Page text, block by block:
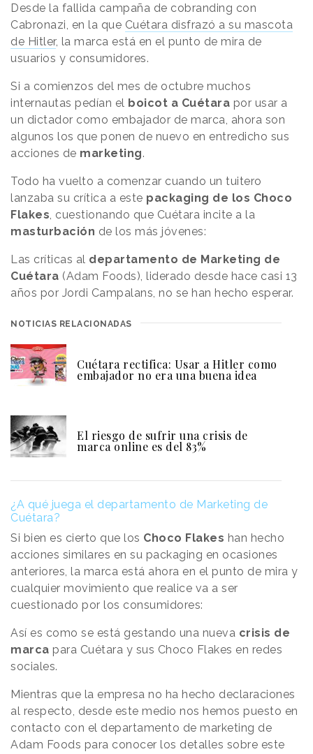
Desde la fallida campaña de cobranding con
Cabronazi, en la que Cuétara disfrazó a su mascota
de Hitler, la marca está en el punto de mira de
usuarios y consumidores.
Si a comienzos del mes de octubre muchos
internautas pedían el boicot a Cuétara por usar a
un dictador como embajador de marca, ahora son
algunos los que ponen de nuevo en entredicho sus
acciones de marketing.
Todo ha vuelto a comenzar cuando un tuitero
lanzaba su crítica a este packaging de los Choco
Flakes, cuestionando que Cuétara incite a la
masturbación de los más jóvenes:
Las críticas al departamento de Marketing de
Cuétara (Adam Foods), liderado desde hace casi 13
años por Jordi Campalans, no se han hecho esperar.
NOTICIAS RELACIONADAS
Cuétara rectifica: Usar a Hitler como
embajador no era una buena idea
El riesgo de sufrir una crisis de
marca online es del 83%
¿A qué juega el departamento de Marketing de
Cuétara?
Si bien es cierto que los Choco Flakes han hecho
acciones similares en su packaging en ocasiones
anteriores, la marca está ahora en el punto de mira y
cualquier movimiento que realice va a ser
cuestionado por los consumidores:
Así es como se está gestando una nueva crisis de
marca para Cuétara y sus Choco Flakes en redes
sociales.
Mientras que la empresa no ha hecho declaraciones
al respecto, desde este medio nos hemos puesto en
contacto con el departamento de marketing de
Adam Foods para conocer los detalles sobre este